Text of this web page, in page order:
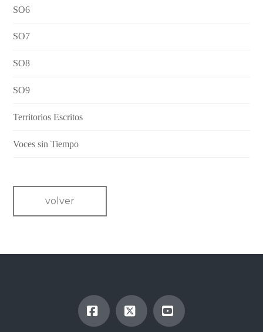
SO6
SO7
SO8
SO9
Territorios Escritos
Voces sin Tiempo
volver